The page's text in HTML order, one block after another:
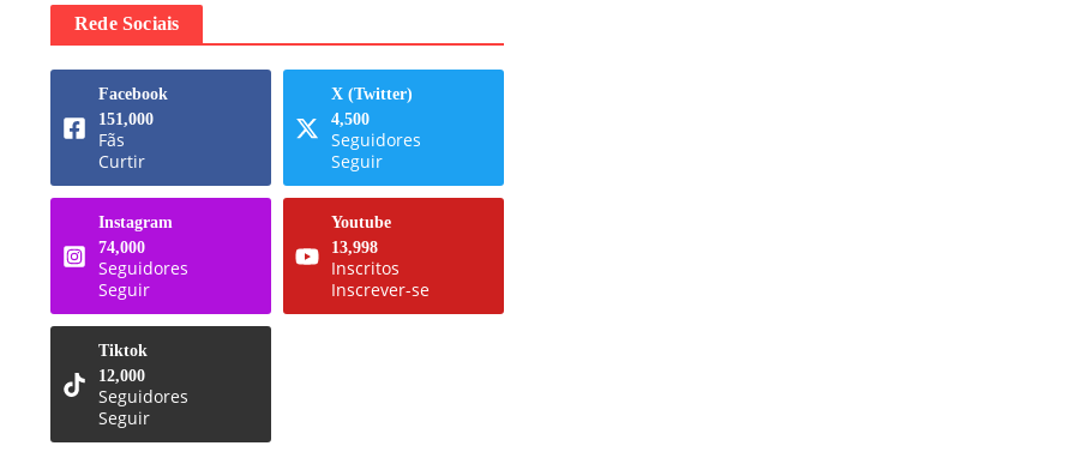
Rede Sociais
Facebook
151,000
Fãs
Curtir
X (Twitter)
4,500
Seguidores
Seguir
Instagram
74,000
Seguidores
Seguir
Youtube
13,998
Inscritos
Inscrever-se
Tiktok
12,000
Seguidores
Seguir